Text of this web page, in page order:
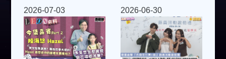
2026-07-03 2026-06-30